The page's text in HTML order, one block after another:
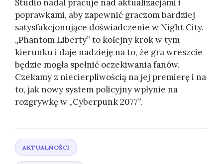
Studio nadal pracuje nad aktualizacjami i
poprawkami, aby zapewnić graczom bardziej
satysfakcjonujące doświadczenie w Night City.
„Phantom Liberty” to kolejny krok w tym
kierunku i daje nadzieję na to, że gra wreszcie
będzie mogła spełnić oczekiwania fanów.
Czekamy z niecierpliwością na jej premierę i na
to, jak nowy system policyjny wpłynie na
rozgrywkę w „Cyberpunk 2077”.